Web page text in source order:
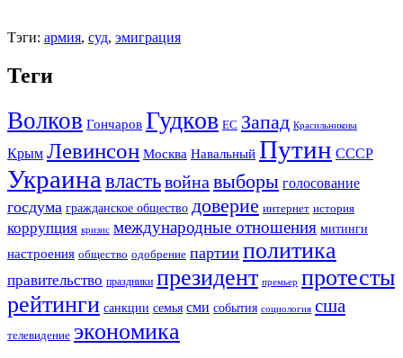
Тэги: армия, суд, эмиграция
Теги
Волков Гончаров Гудков ЕС Запад Красильникова
Крым Левинсон Москва Навальный Путин СССР
Украина властьвойна выборы голосование
госдума гражданское общество доверие интернет история
коррупция кризис международные отношения митинги
настроения общество одобрение партии политика
правительство праздники президент премьер протесты
рейтинги санкции семья сми события социология сша
телевидение экономика